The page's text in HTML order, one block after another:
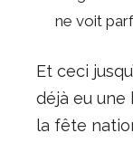
ne voit
Et ceci
déjà eu
la fête